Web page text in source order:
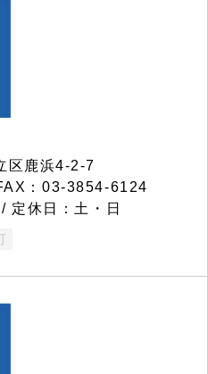
鹿浜4-2-7
：03-3854-6124
定休日：土・日